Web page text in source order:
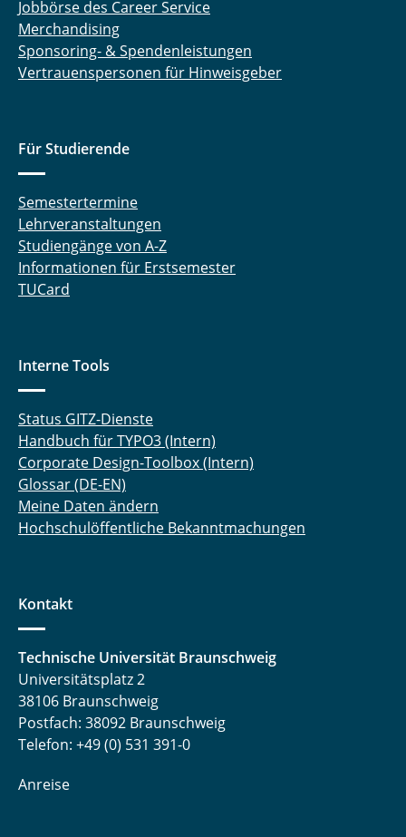
Jobbörse des Career Service
Merchandising
Sponsoring- & Spendenleistungen
Vertrauenspersonen für Hinweisgeber
Für Studierende
Semestertermine
Lehrveranstaltungen
Studiengänge von A-Z
Informationen für Erstsemester
TUCard
Interne Tools
Status GITZ-Dienste
Handbuch für TYPO3 (Intern)
Corporate Design-Toolbox (Intern)
Glossar (DE-EN)
Meine Daten ändern
Hochschulöffentliche Bekanntmachungen
Kontakt
Technische Universität Braunschweig
Universitätsplatz 2
38106 Braunschweig
Postfach: 38092 Braunschweig
Telefon: +49 (0) 531 391-0
Anreise